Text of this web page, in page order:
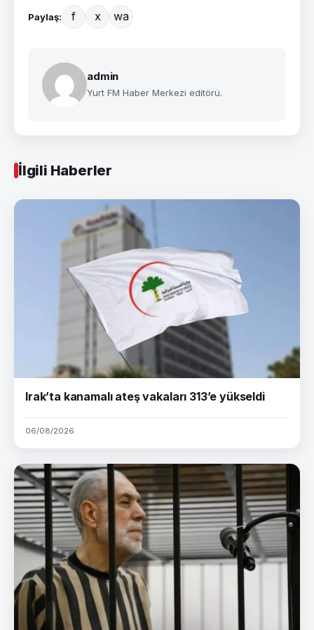
Paylaş: f x wa
admin
Yurt FM Haber Merkezi editörü.
İlgili Haberler
Irak’ta kanamalı ateş vakaları 313’e yükseldi
06/08/2026